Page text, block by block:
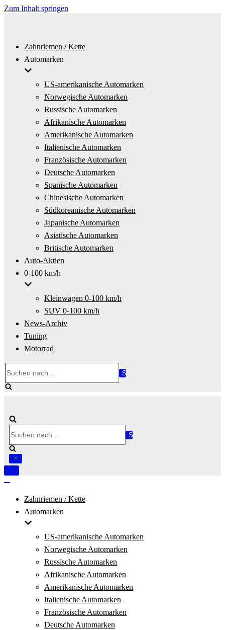
Zum Inhalt springen
Zahnriemen / Kette
Automarken
US-amerikanische Automarken
Norwegische Automarken
Russische Automarken
Afrikanische Automarken
Amerikanische Automarken
Italienische Automarken
Französische Automarken
Deutsche Automarken
Spanische Automarken
Chinesische Automarken
Südkoreanische Automarken
Japanische Automarken
Asiatische Automarken
Britische Automarken
Auto-Aktien
0-100 km/h
Kleinwagen 0-100 km/h
SUV 0-100 km/h
News-Archiv
Tuning
Motorrad
nach …
nach …
Navigation
Zahnriemen / Kette
Automarken
US-amerikanische Automarken
Norwegische Automarken
Russische Automarken
Afrikanische Automarken
Amerikanische Automarken
Italienische Automarken
Französische Automarken
Deutsche Automarken